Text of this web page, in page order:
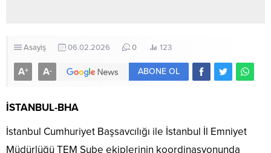
Asayiş 06.02.2026 0 123
A+ A- ABONE OL
İSTANBUL-BHA
İstanbul Cumhuriyet Başsavcılığı ile İstanbul İl Emniyet
Müdürlüğü TEM Şube ekiplerinin koordinasyonunda